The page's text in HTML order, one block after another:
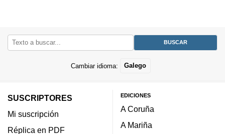
Cambiar idioma: Galego
SUSCRIPTORES
Mi suscripción
Réplica en PDF
EDICIONES
A Coruña
A Mariña